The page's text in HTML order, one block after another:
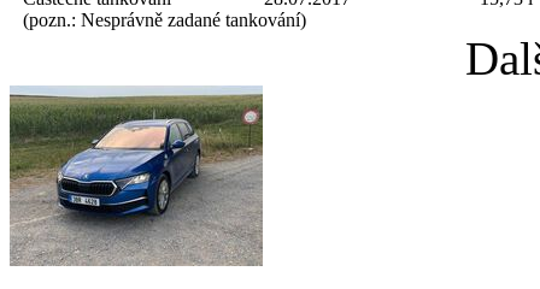
(pozn.: Nesprávně zadané tankování)